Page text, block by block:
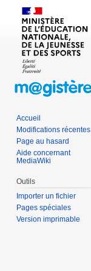
Accueil
Modifications récentes
Page au hasard
Aide concernant
MediaWiki
Outils
Importer un fichier
Pages spéciales
Version imprimable